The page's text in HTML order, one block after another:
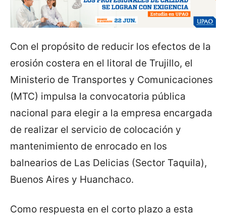
Con el propósito de reducir los efectos de la
erosión costera en el litoral de Trujillo, el
Ministerio de Transportes y Comunicaciones
(MTC) impulsa la convocatoria pública
nacional para elegir a la empresa encargada
de realizar el servicio de colocación y
mantenimiento de enrocado en los
balnearios de Las Delicias (Sector Taquila),
Buenos Aires y Huanchaco.
Como respuesta en el corto plazo a esta